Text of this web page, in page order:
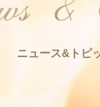
ニュース&トピ